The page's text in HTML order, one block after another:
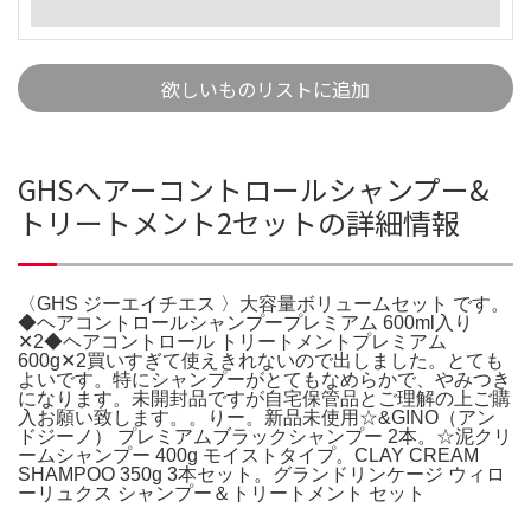
欲しいものリストに追加
GHSヘアーコントロールシャンプー&
トリートメント2セットの詳細情報
〈GHS ジーエイチエス 〉大容量ボリュームセット です。
◆ヘアコントロールシャンプープレミアム 600ml入り
✕2◆ヘアコントロール トリートメントプレミアム
600g✕2買いすぎて使えきれないので出しました。とても
よいです。特にシャンプーがとてもなめらかで、やみつき
になります。未開封品ですが自宅保管品とご理解の上ご購
入お願い致します。。りー。新品未使用☆&GINO（アン
ドジーノ） プレミアムブラックシャンプー 2本。☆泥クリ
ームシャンプー 400g モイストタイプ。CLAY CREAM
SHAMPOO 350g 3本セット。グランドリンケージ ウィロ
ーリュクス シャンプー＆トリートメント セット